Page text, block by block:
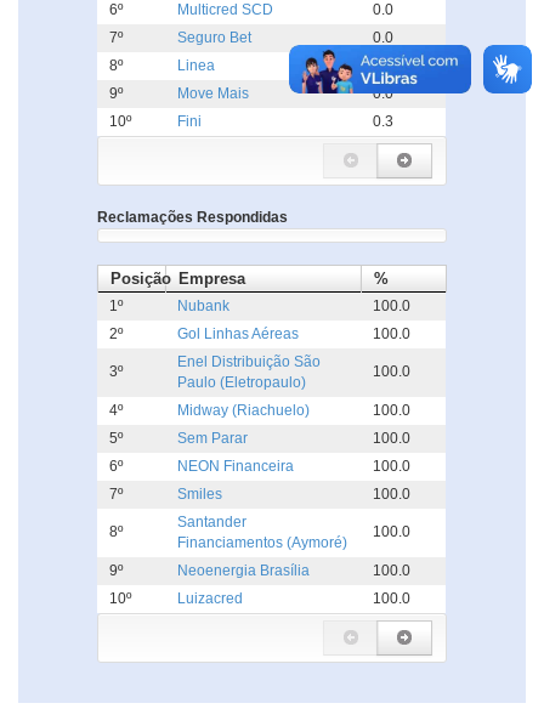
6º
Multicred SCD
0.0
7º
Seguro Bet
0.0
8º
Linea
0.0
9º
Move Mais
0.0
10º
Fini 0.3
Reclamações Respondidas
Posição Empresa %
1º Nubank
100.0
2º
Gol Linhas Aéreas 100.0
3º
Enel Distribuição São
Paulo (Eletropaulo)
100.0
4º Midway (Riachuelo)
100.0
5º
Sem Parar
100.0
6º
NEON Financeira
100.0
7º
Smiles 100.0
8º
Santander
Financiamentos (Aymoré)
100.0
9º Neoenergia Brasília
100.0
10º
Luizacred 100.0